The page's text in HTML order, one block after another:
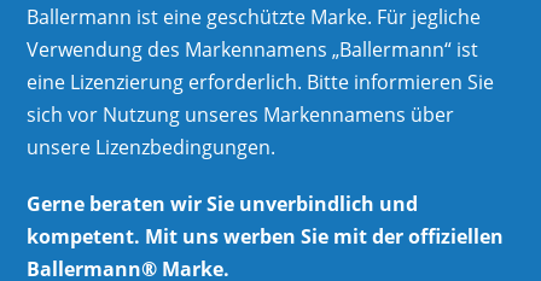
Ballermann ist eine geschützte Marke. Für jegliche
Verwendung des Markennamens „Ballermann“ ist
eine Lizenzierung erforderlich. Bitte informieren Sie
sich vor Nutzung unseres Markennamens über
unsere Lizenzbedingungen.
Gerne beraten wir Sie unverbindlich und
kompetent. Mit uns werben Sie mit der offiziellen
Ballermann® Marke.